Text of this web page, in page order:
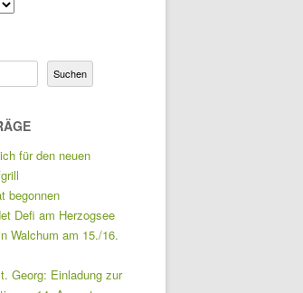
Suchen
für den neuen
begonnen
Defi am Herzogsee
Walchum am 15./16.
Georg: Einladung zur